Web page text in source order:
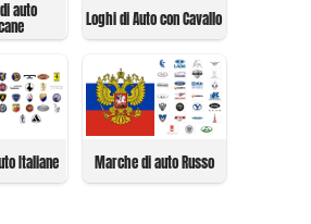
auto Loghi di Auto con Cavallo
Italiane Marche di auto Russo